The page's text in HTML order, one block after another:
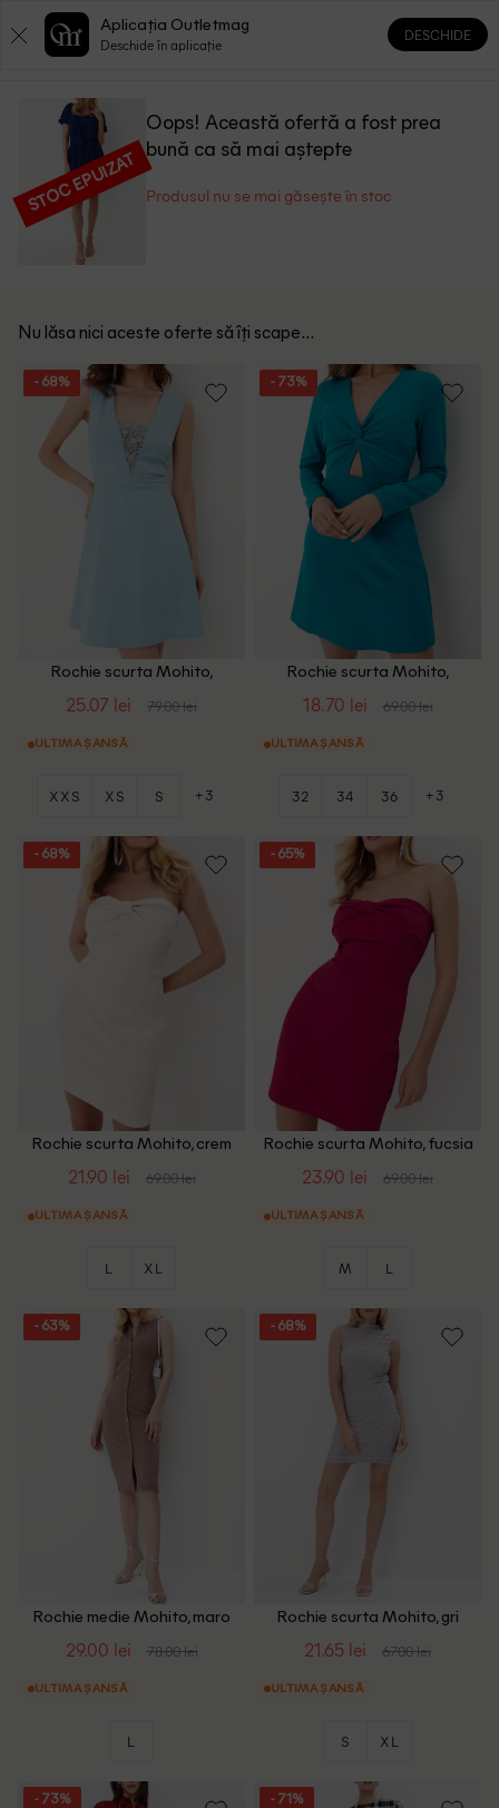
0 0
STOC EPUIZAT
Oops! Această ofertă a fost prea
bună ca să mai aștepte
Produsul nu se mai găsește în stoc
Nu lăsa nici aceste oferte să îți scape...
- 68%
Rochie scurta Mohito,
25.07 lei 79.00 lei
ULTIMA ȘANSĂ
XXS XS S +3
- 73%
Rochie scurta Mohito,
18.70 lei 69.00 lei
ULTIMA ȘANSĂ
32 34 36 +3
- 68%
Rochie scurta Mohito, crem
21.90 lei 69.00 lei
ULTIMA ȘANSĂ
L XL
- 65%
Rochie scurta Mohito, fucsia
23.90 lei 69.00 lei
ULTIMA ȘANSĂ
M L
- 63%
Rochie medie Mohito, maro
29.00 lei 78.00 lei
ULTIMA ȘANSĂ
L
- 68%
Rochie scurta Mohito, gri
21.65 lei 67.00 lei
ULTIMA ȘANSĂ
S XL
- 73% - 71%
Aplicația Outletmag
Deschide în aplicație
DESCHIDE